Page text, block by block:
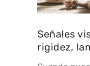
Señales
rigidez,